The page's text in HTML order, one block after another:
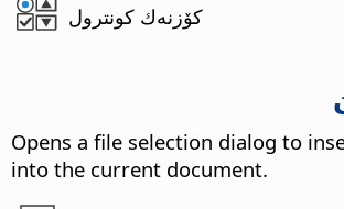
كۆزنەك كونترول
Opens a file selection dialog to
into the current document.